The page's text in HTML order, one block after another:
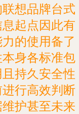
想品牌台式
起点因此有
的使用备了
身各标准包
持久安全性
行高效判断
护甚至未来